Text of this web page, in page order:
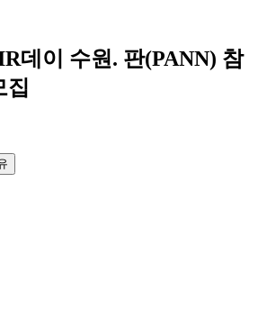
데이 수원. 판(PANN) 참
집